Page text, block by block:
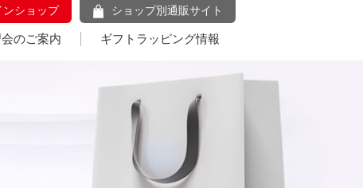
ンショップ ショップ別通販サイト
のご案内 ギフトラッピング情報